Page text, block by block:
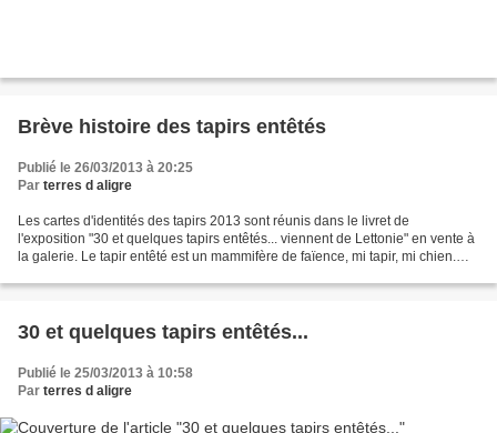
Brève histoire des tapirs entêtés
Publié le 26/03/2013 à 20:25
Par terres d aligre
Les cartes d'identités des tapirs 2013 sont réunis dans le livret de
l'exposition "30 et quelques tapirs entêtés... viennent de Lettonie" en vente à
la galerie. Le tapir entêté est un mammifère de faïence, mi tapir, mi chien.
30 et quelques tapirs entêtés...
Publié le 25/03/2013 à 10:58
Par terres d aligre